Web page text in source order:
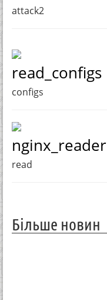
attack2
read_configs
configs
nginx_reader
read
Більше новин